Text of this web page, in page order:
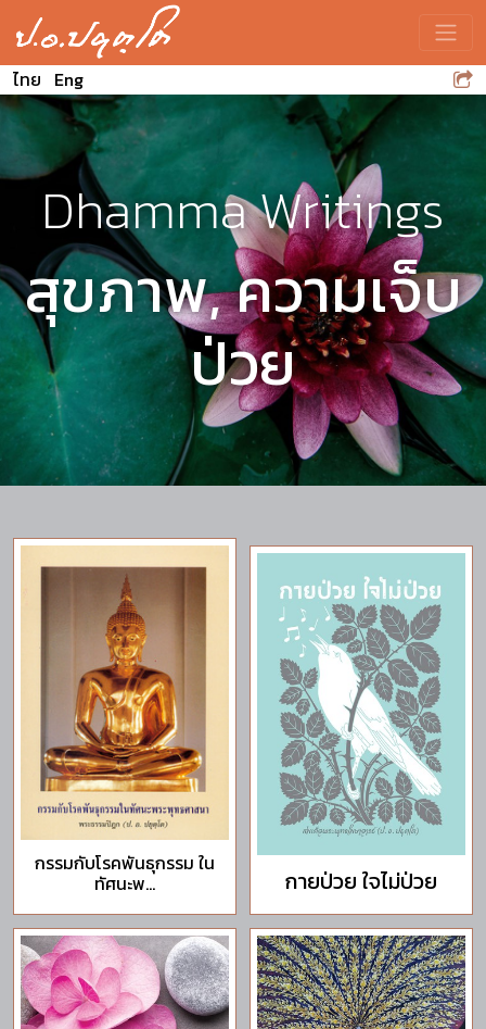
ไทย Eng
Dhamma Writings
สุขภาพ, ความเจ็บ
ป่วย
กรรมกับโรคพันธุกรรม ใน
ทัศนะพ... กายป่วย ใจไม่ป่วย